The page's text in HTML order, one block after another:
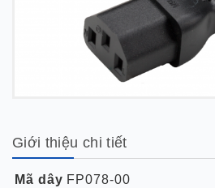
Giới thiệu chi tiết
Mã dây FP078-00